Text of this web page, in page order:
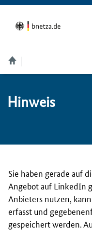
Hin­weis
Sie haben gerade auf
Angebot auf LinkedIn
Anbieters nutzen,
erfasst und
gespeichert werden.